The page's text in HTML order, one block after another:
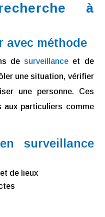
à
avec méthode
de surveillance et de
une situation, vérifier
une personne. Ces
aux particuliers comme
surveillance
de lieux